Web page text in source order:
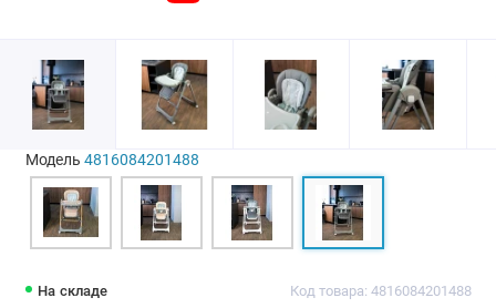
На складе Код товара: 4816084201488
Модель 4816084201488